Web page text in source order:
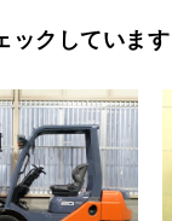
ックしています